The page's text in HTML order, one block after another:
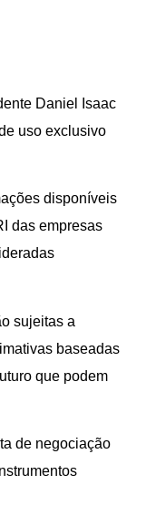
Daniel Isaac
uso exclusivo
disponíveis
das empresas
sujeitas a
baseadas
que podem
de negociação